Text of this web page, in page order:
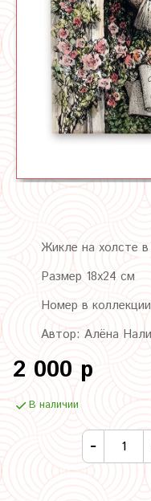
Жикле на холсте
Размер 18х24 см
Номер в
Автор: Алёна
2 000 р
В наличии